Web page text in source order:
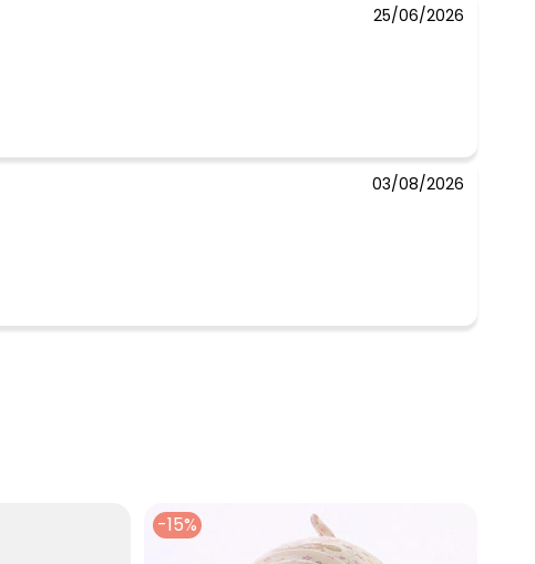
25/06/2026
03/08/2026
-15%